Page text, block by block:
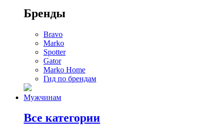
Бренды
Bravo
Marko
Spotter
Gator
Marko Home
Гид по брендам
Мужчинам
Все категории